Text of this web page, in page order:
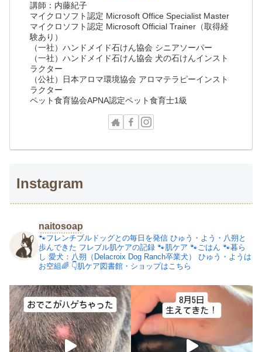
講師：内藤紀子
マイクロソフト認定 Microsoft Office Specialist Master
マイクロソフト認定 Microsoft Official Trainer（取得経
験あり）
（一社）ハンドメイド石けん協会 シニアソーパー
（一社）ハンドメイド石けん協会 犬の石けんインスト
ラクター
（公社）日本アロマ環境協会 アロマテラピーインスト
ラクター
ペット食育協会APNA認定ペット食育士1級
Instagram
naitosoap
🐾フレンチブルドッグとの毎日を発信 ひゅう・よう・八朔と
歩んできた フレブル肌ケアの記録 🐾肌ケア 🐾ごはん 🐾暮ら
し 愛犬：八朔（Delacroix Dog Ranch卒業犬）
ひゅう・ようは
お空組🌈 👇肌ケア図書館・ショップはこちら